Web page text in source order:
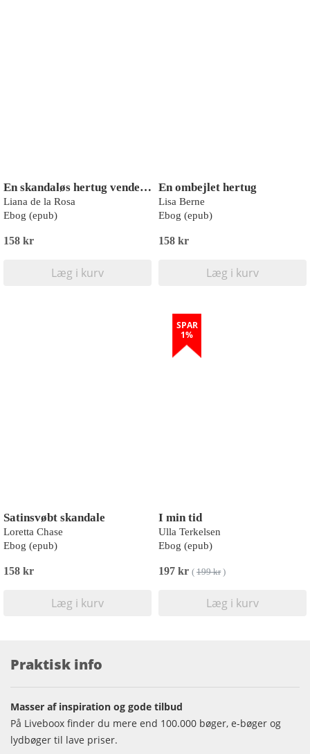
En skandaløs hertug vender hjem
Liana de la Rosa
Ebog (epub)
158 kr
Læg i kurv
En ombejlet hertug
Lisa Berne
Ebog (epub)
158 kr
Læg i kurv
Satinsvøbt skandale
Loretta Chase
Ebog (epub)
158 kr
Læg i kurv
SPAR
1%
I min tid
Ulla Terkelsen
Ebog (epub)
197 kr ( 199 kr)
Læg i kurv
Praktisk info
Masser af inspiration og gode tilbud
På Liveboox finder du mere end 100.000 bøger, e-bøger og
lydbøger til lave priser.